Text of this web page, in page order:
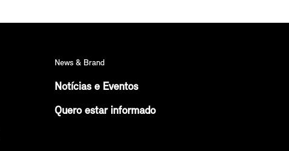
News & Brand
Notícias e Eventos
Quero estar informado